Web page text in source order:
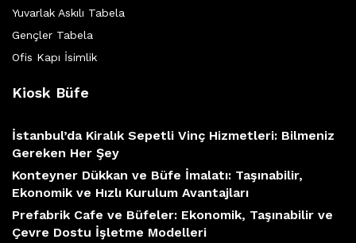
Yuvarlak Askılı Tabela
Gençler Tabela
Ofis Kapı İsimlik
Kiosk Büfe
İstanbul’da Kiralık Sepetli Vinç Hizmetleri: Bilmeniz
Gereken Her Şey
Konteyner Dükkan ve Büfe İmalatı: Taşınabilir,
Ekonomik ve Hızlı Kurulum Avantajları
Prefabrik Cafe ve Büfeler: Ekonomik, Taşınabilir ve
Çevre Dostu İşletme Modelleri